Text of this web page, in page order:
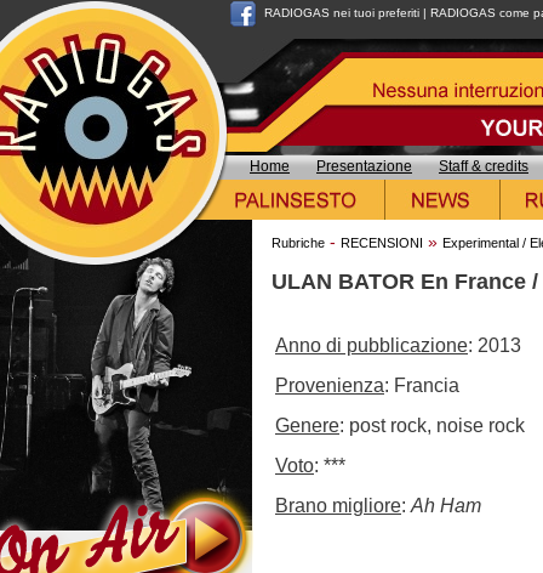
RADIOGAS nei tuoi preferiti | RADIOGAS come
Home Presentazione Staff & credits
Rubriche - RECENSIONI » Experimental /
ULAN BATOR En France
Anno di pubblicazione: 2013
Provenienza: Francia
Genere: post rock, noise rock
Voto: ***
Brano migliore: Ah Ham